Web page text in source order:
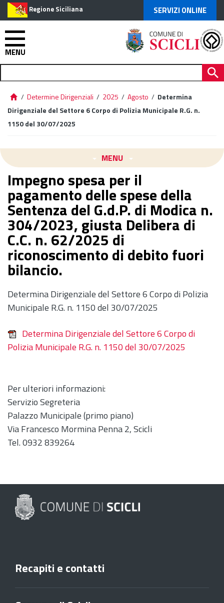
Regione Siciliana SERVIZI ONLINE
MENU
/ Determine Dirigenziali / 2025 / Agosto / Determina
Dirigenziale del Settore 6 Corpo di Polizia Municipale R.G. n.
1150 del 30/07/2025
MENU
Impegno spesa per il
pagamento delle spese della
Sentenza del G.d.P. di Modica n.
304/2023, giusta Delibera di
C.C. n. 62/2025 di
riconoscimento di debito fuori
bilancio.
Determina Dirigenziale del Settore 6 Corpo di Polizia
Municipale R.G. n. 1150 del 30/07/2025
Determina Dirigenziale del Settore 6 Corpo di
Polizia Municipale R.G. n. 1150 del 30/07/2025
Per ulteriori informazioni:
Servizio Segreteria
Palazzo Municipale (primo piano)
Via Francesco Mormina Penna 2, Scicli
Tel. 0932 839264
Recapiti e contatti